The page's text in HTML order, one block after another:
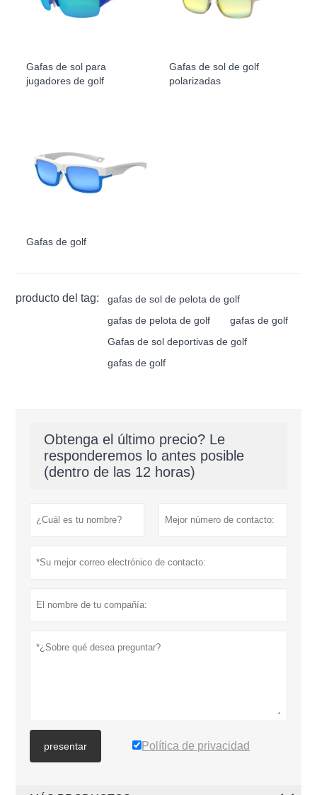
Gafas de sol para
jugadores de golf
Gafas de sol de golf
polarizadas
Gafas de golf
producto del tag:
gafas de sol de pelota de golf
gafas de pelota de golf
gafas de golf
Gafas de sol deportivas de golf
gafas de golf
Obtenga el último precio? Le
responderemos lo antes posible
(dentro de las 12 horas)
presentar Política de privacidad